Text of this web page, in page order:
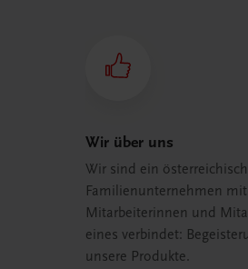
Wir über uns
Wir sind ein
Familienunternehmen mit
Mitarbeiterinnen und
eines verbindet:
unsere Produkte.